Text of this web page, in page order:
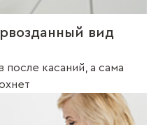
вид
после касаний, а сама